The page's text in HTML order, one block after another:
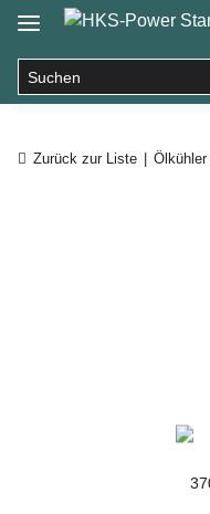
Zurück zur Liste Ölkühler